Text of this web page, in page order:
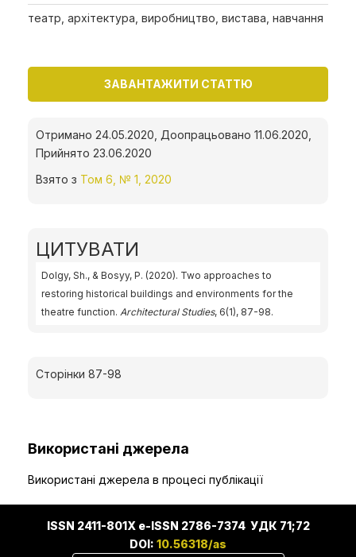
театр, архітектура, виробництво, вистава, навчання
ЗАВАНТАЖИТИ СТАТТЮ
Отримано 24.05.2020, Доопрацьовано 11.06.2020,
Прийнято 23.06.2020
Взято з Том 6, № 1, 2020
ЦИТУВАТИ
Dolgy, Sh., & Bosyy, P. (2020). Two approaches to
restoring historical buildings and environments for the
theatre function. Architectural Studies, 6(1), 87-98.
Сторінки 87-98
Використані джерела
Використані джерела в процесі публікації
ISSN 2411-801X e-ISSN 2786-7374 УДК 71;72
DOI: 10.56318/as